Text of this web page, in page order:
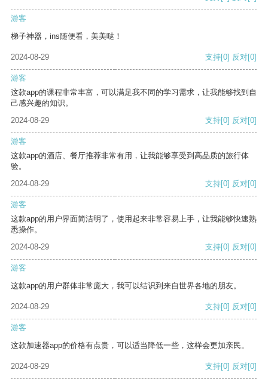
游客
梯子神器，ins随便看，美美哒！
2024-08-29 支持[0] 反对[0]
游客
这款app的课程非常丰富，可以满足我不同的学习需求，让我能够找到自
己感兴趣的知识。
2024-08-29
支持[0] 反对[0]
游客
这款app的酒店、餐厅推荐非常有用，让我能够享受到高品质的旅行体
验。
2024-08-29
支持[0] 反对[0]
游客
这款app的用户界面简洁明了，使用起来非常容易上手，让我能够快速熟
悉操作。
2024-08-29
支持[0] 反对[0]
游客
这款app的用户群体非常庞大，我可以结识到来自世界各地的朋友。
2024-08-29 支持[0] 反对[0]
游客
这款加速器app的价格有点贵，可以适当降低一些，这样会更加亲民。
2024-08-29 支持[0] 反对[0]